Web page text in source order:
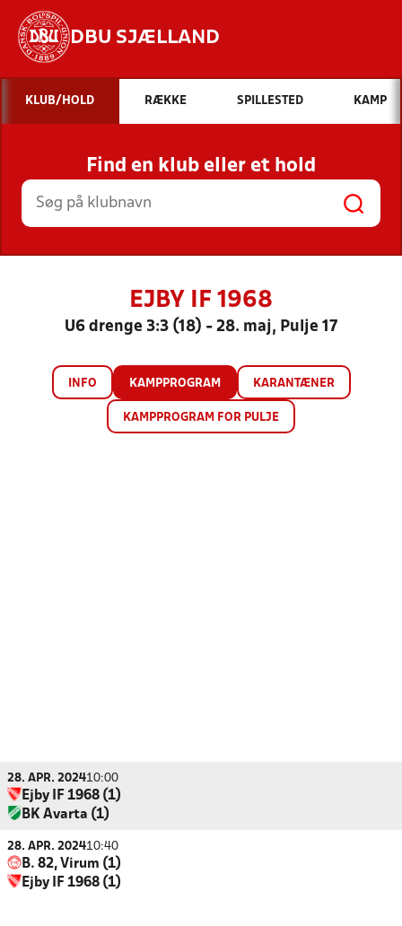
DBU SJÆLLAND
Hvad vil du søge efter?
INDHOLD OG NYHEDER
STILLINGER, RESULTATER, KLUBBER OG
HOLD
KLUB/HOLD RÆKKE SPILLESTED KAMP
Find en klub eller et hold
EJBY IF 1968
U6 drenge 3:3 (18) - 28. maj, Pulje 17
INFO KAMPPROGRAM KARANTÆNER
KAMPPROGRAM FOR PULJE
28. APR. 202410:00
Ejby IF 1968 (1)
BK Avarta (1)
28. APR. 202410:40
B. 82, Virum (1)
Ejby IF 1968 (1)